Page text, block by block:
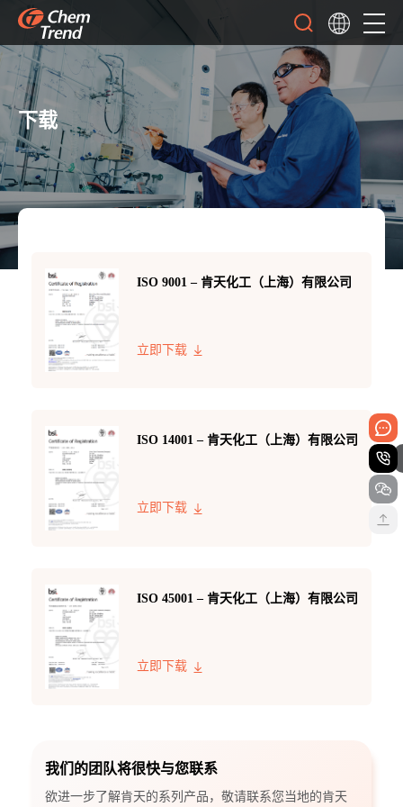
下载
ISO 9001 – 肯天化工（上海）有限公司
立即下载
ISO 14001 – 肯天化工（上海）有限公司
立即下载
ISO 45001 – 肯天化工（上海）有限公司
立即下载
我们的团队将很快与您联系
欲进一步了解肯天的系列产品，敬请联系您当地的肯天